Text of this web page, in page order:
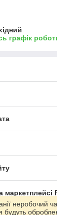
графік
маркетплейсі
неробочий
будуть